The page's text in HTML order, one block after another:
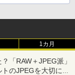
1カ月
「RAW＋JPEG派」
のJPEGを大切にす